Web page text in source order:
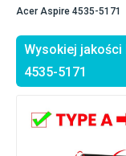
Acer Aspire 4535-5171
Wysokiej jakości
4535-5171